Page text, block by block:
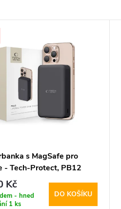
s MagSafe pro
- Tech-Protect, PB12
20000mAh Black
Kč
- hned
1 ks
DO KOŠÍKU